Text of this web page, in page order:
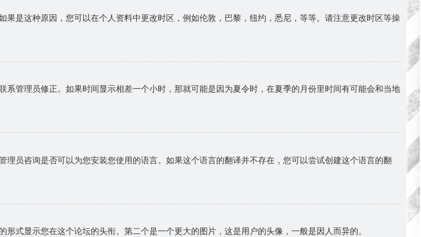
是这种原因，您可以在个人资料中更改时区，例如伦敦，巴黎，纽约，悉尼，等等。请注意更改时区等操
管理员修正。如果时间显示相差一个小时，那就可能是因为夏令时，在夏季的月份里时间有可能会和当地
员咨询是否可以为您安装您使用的语言。如果这个语言的翻译并不存在，您可以尝试创建这个语言的翻
式显示您在这个论坛的头衔。第二个是一个更大的图片，这是用户的头像，一般是因人而异的。